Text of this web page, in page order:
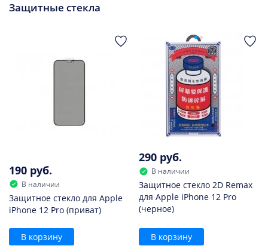
Защитные стекла
190 руб.
В наличии
Защитное стекло для Apple
iPhone 12 Pro (приват)
В корзину
290 руб.
В наличии
Защитное стекло 2D Remax
для Apple iPhone 12 Pro
(черное)
В корзину